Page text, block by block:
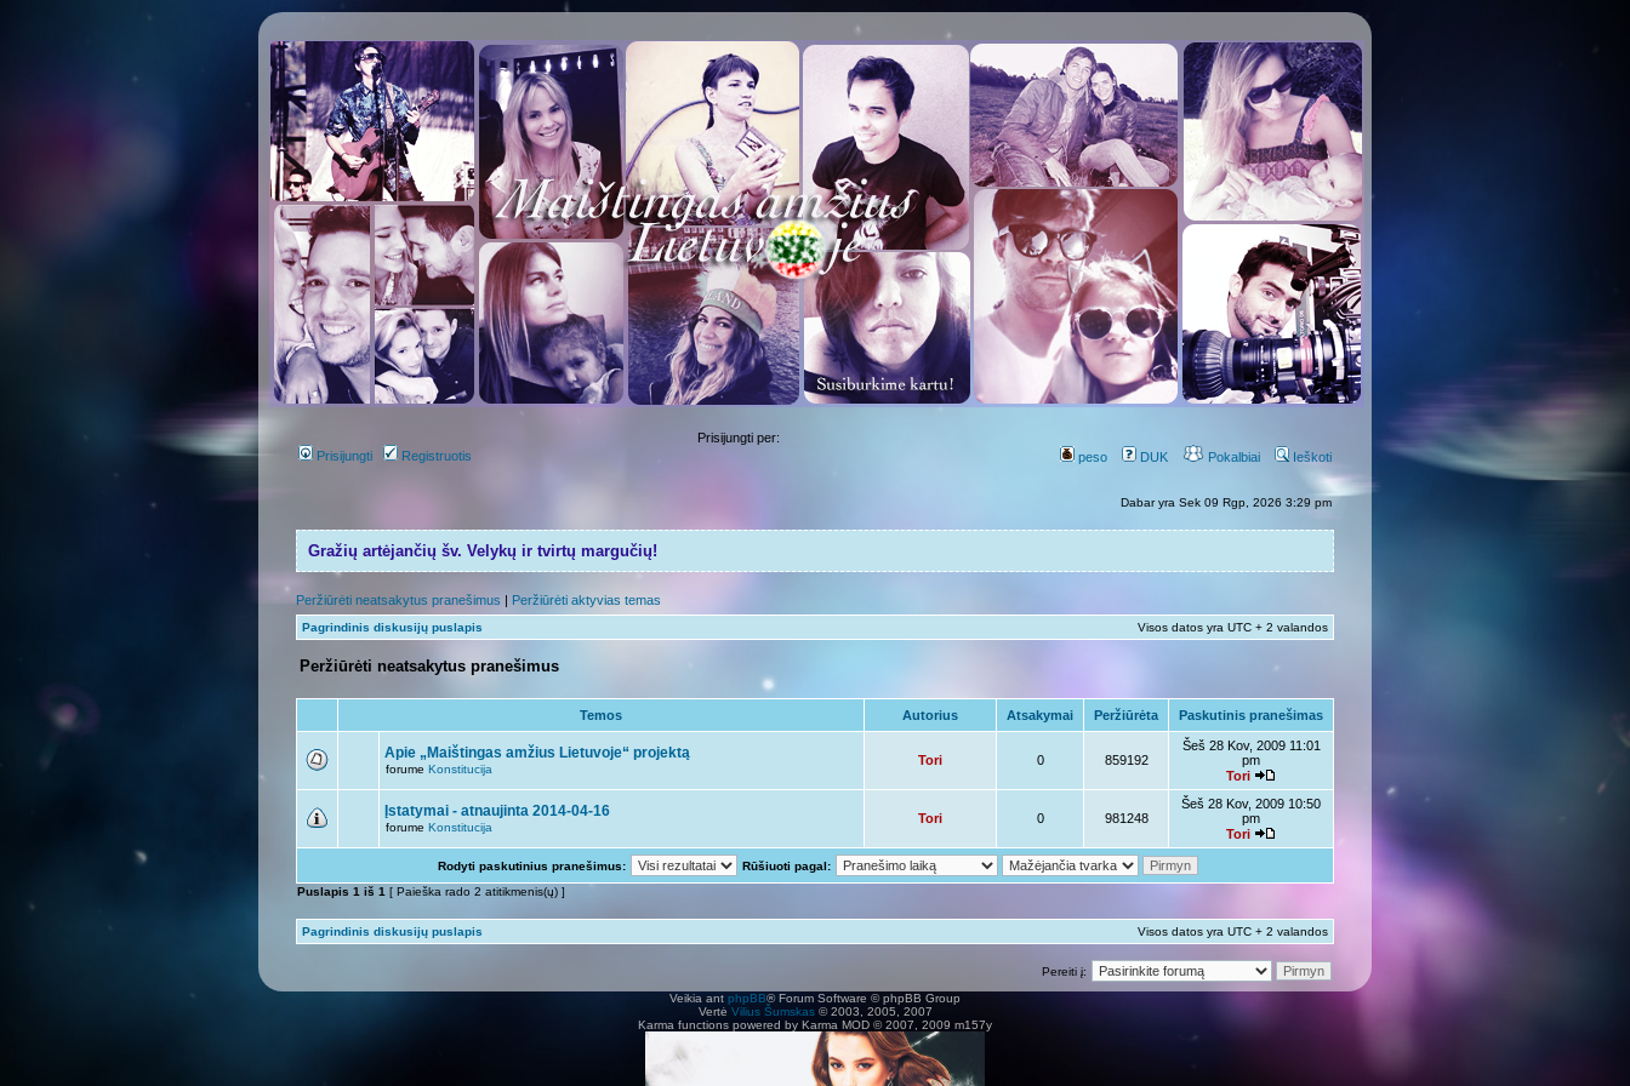
Prisijungti Registruotis
Prisijungti per:
peso
DUK Pokalbiai Ieškoti
Dabar yra Sek 09 Rgp, 2026 3:29 pm
Gražių artėjančių šv. Velykų ir tvirtų margučių!
Peržiūrėti neatsakytus pranešimus | Peržiūrėti aktyvias temas
Pagrindinis diskusijų puslapis Visos datos yra UTC + 2 valandos
Peržiūrėti neatsakytus pranešimus
Temos Autorius Atsakymai Peržiūrėta Paskutinis pranešimas
Apie „Maištingas amžius Lietuvoje“ projektą
forume Konstitucija
Tori 0 859192
Šeš 28 Kov, 2009 11:01
pm
Tori
Įstatymai - atnaujinta 2014-04-16
forume Konstitucija
Tori 0 981248
Šeš 28 Kov, 2009 10:50
pm
Tori
Rodyti paskutinius pranešimus:
Rūšiuoti pagal:
Puslapis 1 iš 1 [ Paieška rado 2 atitikmenis(ų) ]
Pagrindinis diskusijų puslapis Visos datos yra UTC + 2 valandos
Pereiti į:
Veikia ant phpBB® Forum Software © phpBB Group
Vertė Vilius Šumskas© 2003, 2005, 2007
Karma functions powered by Karma MOD © 2007, 2009 m157y